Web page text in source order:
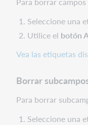
Seleccione una
Utilice el botón
Vea las etiquetas
Borrar
Para borrar
Seleccione una